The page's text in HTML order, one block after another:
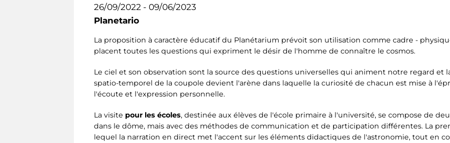
26/09/2022 - 09/06/2023
Planetario
La proposition à caractère éducatif du Planétarium prévoit son utilisation comme cadre -
placent toutes les questions qui expriment le désir de l'homme de connaître le cosmos.
Le ciel et son observation sont la source des questions universelles qui animent notre regard et
spatio-temporel de la coupole devient l'arène dans laquelle la curiosité de chacun est mise à
l'écoute et l'expression personnelle.
La visite pour les écoles, destinée aux élèves de l'école primaire à l'université, se compose de
dans le dôme, mais avec des méthodes de communication et de participation différentes. La
lequel la narration en direct met l'accent sur les éléments didactiques de l'astronomie, tout en